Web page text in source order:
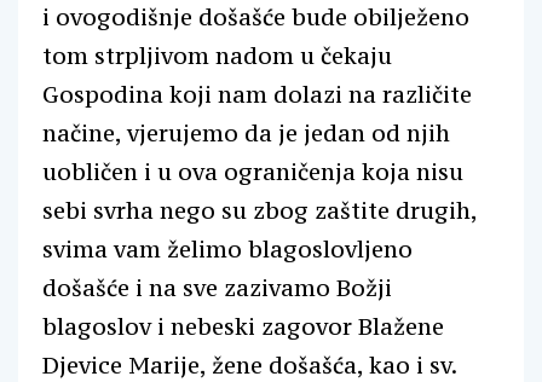
i ovogodišnje došašće bude obilježeno
tom strpljivom nadom u čekaju
Gospodina koji nam dolazi na različite
načine, vjerujemo da je jedan od njih
uobličen i u ova ograničenja koja nisu
sebi svrha nego su zbog zaštite drugih,
svima vam želimo blagoslovljeno
došašće i na sve zazivamo Božji
blagoslov i nebeski zagovor Blažene
Djevice Marije, žene došašća, kao i sv.